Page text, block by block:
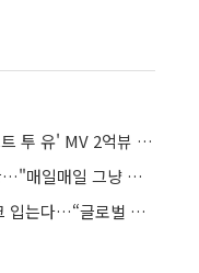
방탄소년단(BTS) 정국, '스탠딩 넥스트 투 유' MV 2억뷰 돌파
BTS RM, '완전체 앨범' 준비 중 근황…"매일매일 그냥 달려가는 중"
BTS ‘뷔’ 감성코퍼레이션 스노우피크 입는다…“글로벌 시장 브랜드 입지 본격 확대”